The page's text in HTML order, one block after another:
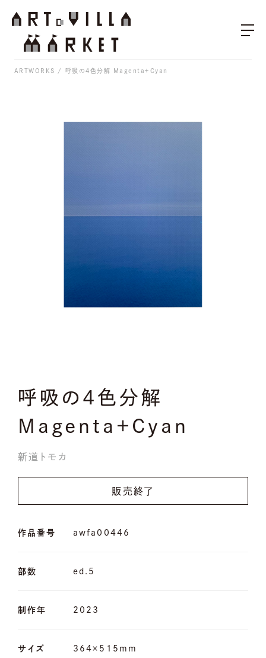
ARTWORKS 呼吸の4色分解 Magenta＋Cyan
呼吸の4色分解
Magenta＋Cyan
新道トモカ
販売終了
作品番号 awfa00446
部数 ed.5
制作年 2023
サイズ 364×515mm